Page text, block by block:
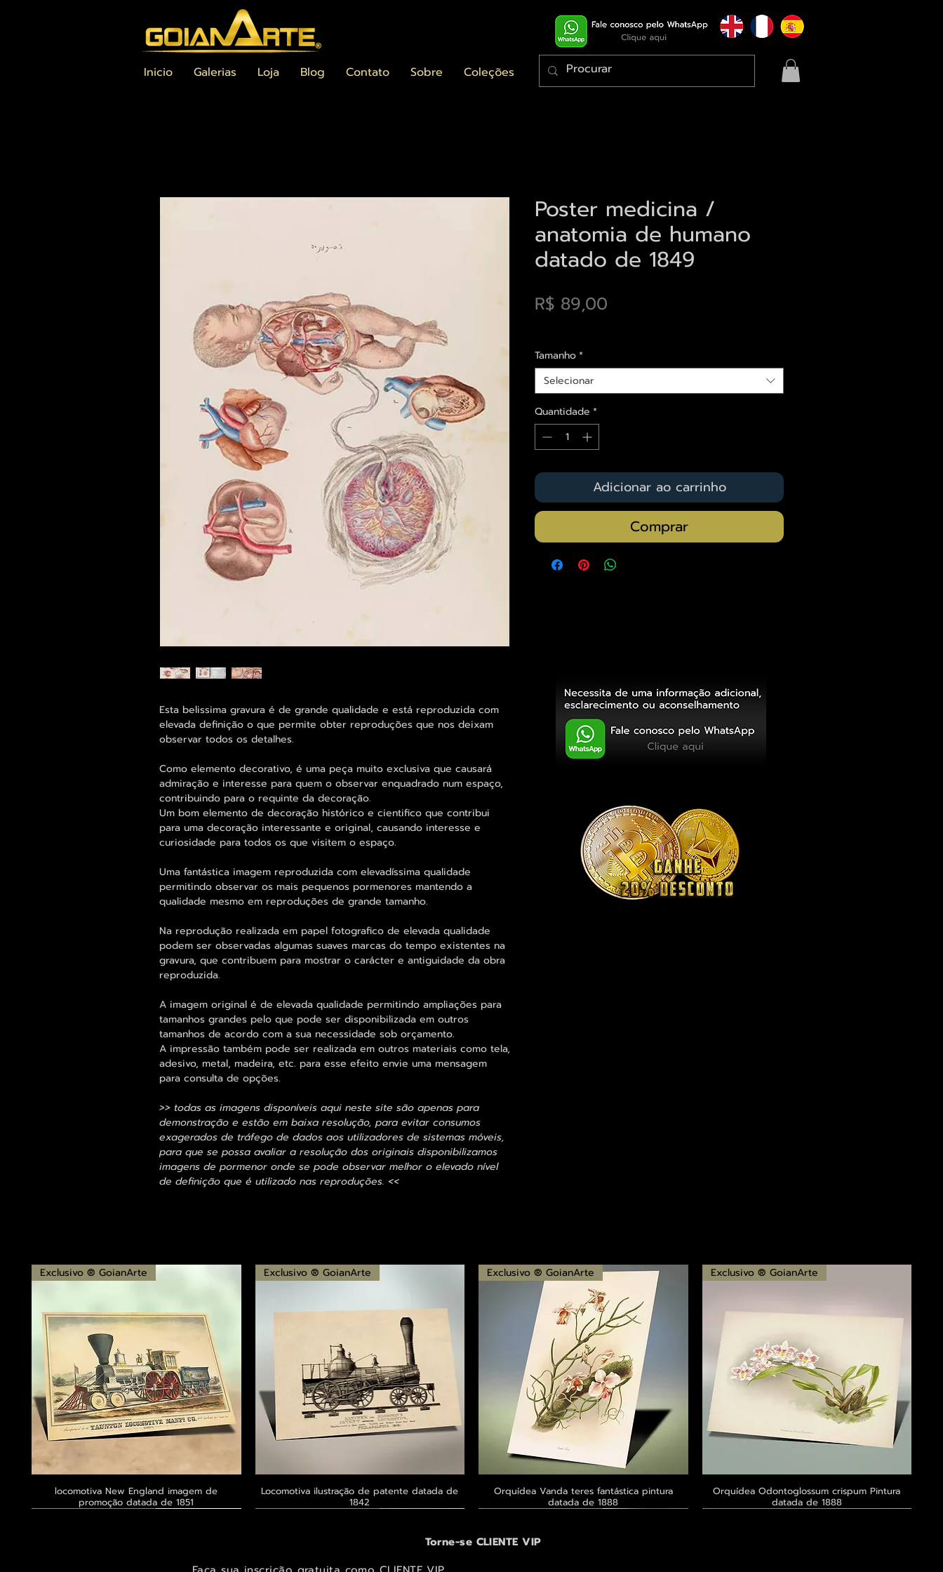
Inicio Galerias Loja Blog Contato Sobre Coleções
Esta belissima gravura é de grande qualidade e está reproduzida com
elevada definição o que permite obter reproduções que nos deixam
observar todos os detalhes.
Como elemento decorativo, é uma peça muito exclusiva que causará
admiração e interesse para quem o observar enquadrado num espaço,
contribuindo para o requinte da decoração.
Um bom elemento de decoração histórico e cientifico que contribui
para uma decoração interessante e original, causando interesse e
curiosidade para todos os que visitem o espaço.
Uma fantástica imagem reproduzida com elevadíssima qualidade
permitindo observar os mais pequenos pormenores mantendo a
qualidade mesmo em reproduções de grande tamanho.
Na reprodução realizada em papel fotografico de elevada qualidade
podem ser observadas algumas suaves marcas do tempo existentes na
gravura, que contribuem para mostrar o carácter e antiguidade da obra
reproduzida.
A imagem original é de elevada qualidade permitindo ampliações para
tamanhos grandes pelo que pode ser disponibilizada em outros
tamanhos de acordo com a sua necessidade sob orçamento.
A impressão também pode ser realizada em outros materiais como tela,
adesivo, metal, madeira, etc. para esse efeito envie uma mensagem
para consulta de opções.
>> todas as imagens disponíveis aqui neste site são apenas para
demonstração e estão em baixa resolução, para evitar consumos
exagerados de tráfego de dados aos utilizadores de sistemas móveis,
para que se possa avaliar a resolução dos originais disponibilizamos
imagens de pormenor onde se pode observar melhor o elevado nível
de definição que é utilizado nas reproduções. <<
Poster medicina /
anatomia de humano
datado de 1849
R$ 89,00
Tamanho*
Selecionar
Quantidade *
Adicionar ao carrinho
Comprar
Visualização rápida
Exclusivo ® GoianArte
locomotiva New England imagem de
promoção datada de 1851
Visualização rápida
Exclusivo ® GoianArte
Locomotiva ilustração de patente datada de
1842
Visualização rápida
Exclusivo ® GoianArte
Orquídea Vanda teres fantástica pintura
datada de 1888
Visualização rápida
Exclusivo ® GoianArte
Orquídea Odontoglossum crispum Pintura
datada de 1888
Torne-se CLIENTE VIP